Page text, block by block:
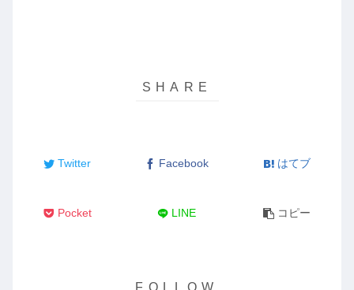
Twitter Facebook はてブ
Pocket LINE コピー